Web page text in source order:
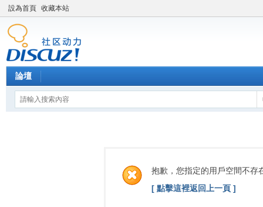
設為首頁 收藏本站
論壇
抱歉，您指定的用戶空間不存
[ 點擊這裡返回上一頁 ]